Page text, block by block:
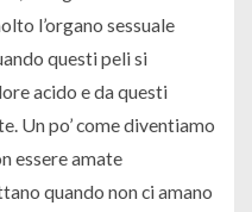
l’organo sessuale
questi peli si
acido e da questi
Un po’ come diventiamo
essere amate
quando non ci amano